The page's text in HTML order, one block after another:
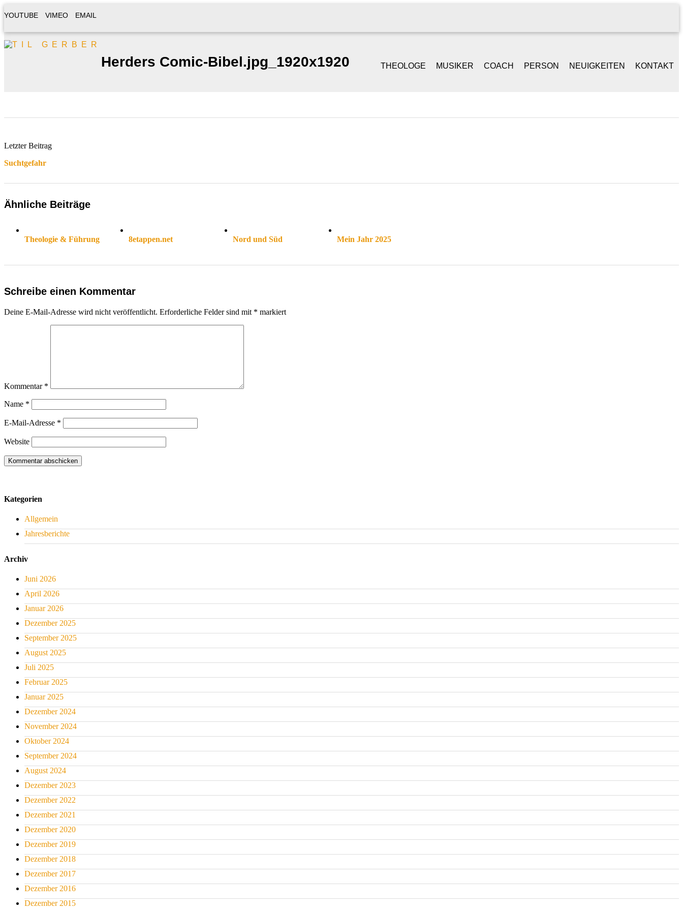
YOUTUBE VIMEO EMAIL
THEOLOGE MUSIKER COACH PERSON NEUIGKEITEN KONTAKT
Herders Comic-Bibel.jpg_1920x1920
Letzter Beitrag
Suchtgefahr
Ähnliche Beiträge
Theologie & Führung 8etappen.net Nord und Süd Mein Jahr 2025
Schreibe einen Kommentar
Deine E-Mail-Adresse wird nicht veröffentlicht. Erforderliche Felder sind mit * markiert
Kommentar *
Name *
E-Mail-Adresse *
Website
Kategorien
Allgemein
Jahresberichte
Archiv
Juni 2026
April 2026
Januar 2026
Dezember 2025
September 2025
August 2025
Juli 2025
Februar 2025
Januar 2025
Dezember 2024
November 2024
Oktober 2024
September 2024
August 2024
Dezember 2023
Dezember 2022
Dezember 2021
Dezember 2020
Dezember 2019
Dezember 2018
Dezember 2017
Dezember 2016
Dezember 2015